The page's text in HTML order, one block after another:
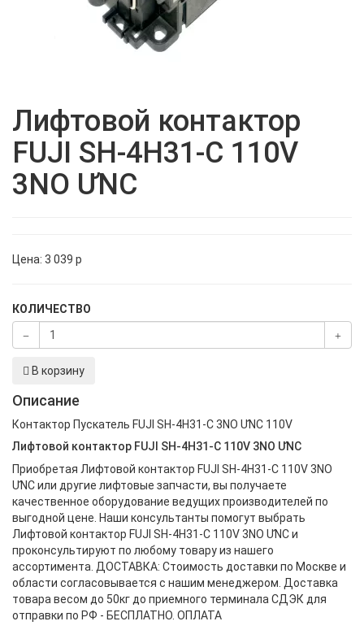
Лифтовой контактор
FUJI SH-4H31-C 110V
3NO ƯNC
Цена: 3 039 p
КОЛИЧЕСТВО
В корзину
Описание
Контактор Пускатель FUJI SH-4H31-C 3NO ƯNC 110V
Лифтовой контактор FUJI SH-4H31-C 110V 3NO ƯNC
Приобретая Лифтовой контактор FUJI SH-4H31-C 110V 3NO
ƯNC или другие лифтовые запчасти, вы получаете
качественное оборудование ведущих производителей по
выгодной цене. Наши консультанты помогут выбрать
Лифтовой контактор FUJI SH-4H31-C 110V 3NO ƯNC и
проконсультируют по любому товару из нашего
ассортимента. ДОСТАВКА: Стоимость доставки по Москве и
области согласовывается с нашим менеджером. Доставка
товара весом до 50кг до приемного терминала СДЭК для
отправки по РФ - БЕСПЛАТНО. ОПЛАТА